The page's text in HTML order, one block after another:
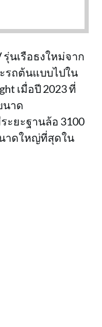
รุ่นเรือธงใหม่จาก
รถต้นแบบไปใน
เมื่อปี 2023 ที่
นาด
ะยะฐานล้อ 3100
าดใหญ่ที่สุดใน